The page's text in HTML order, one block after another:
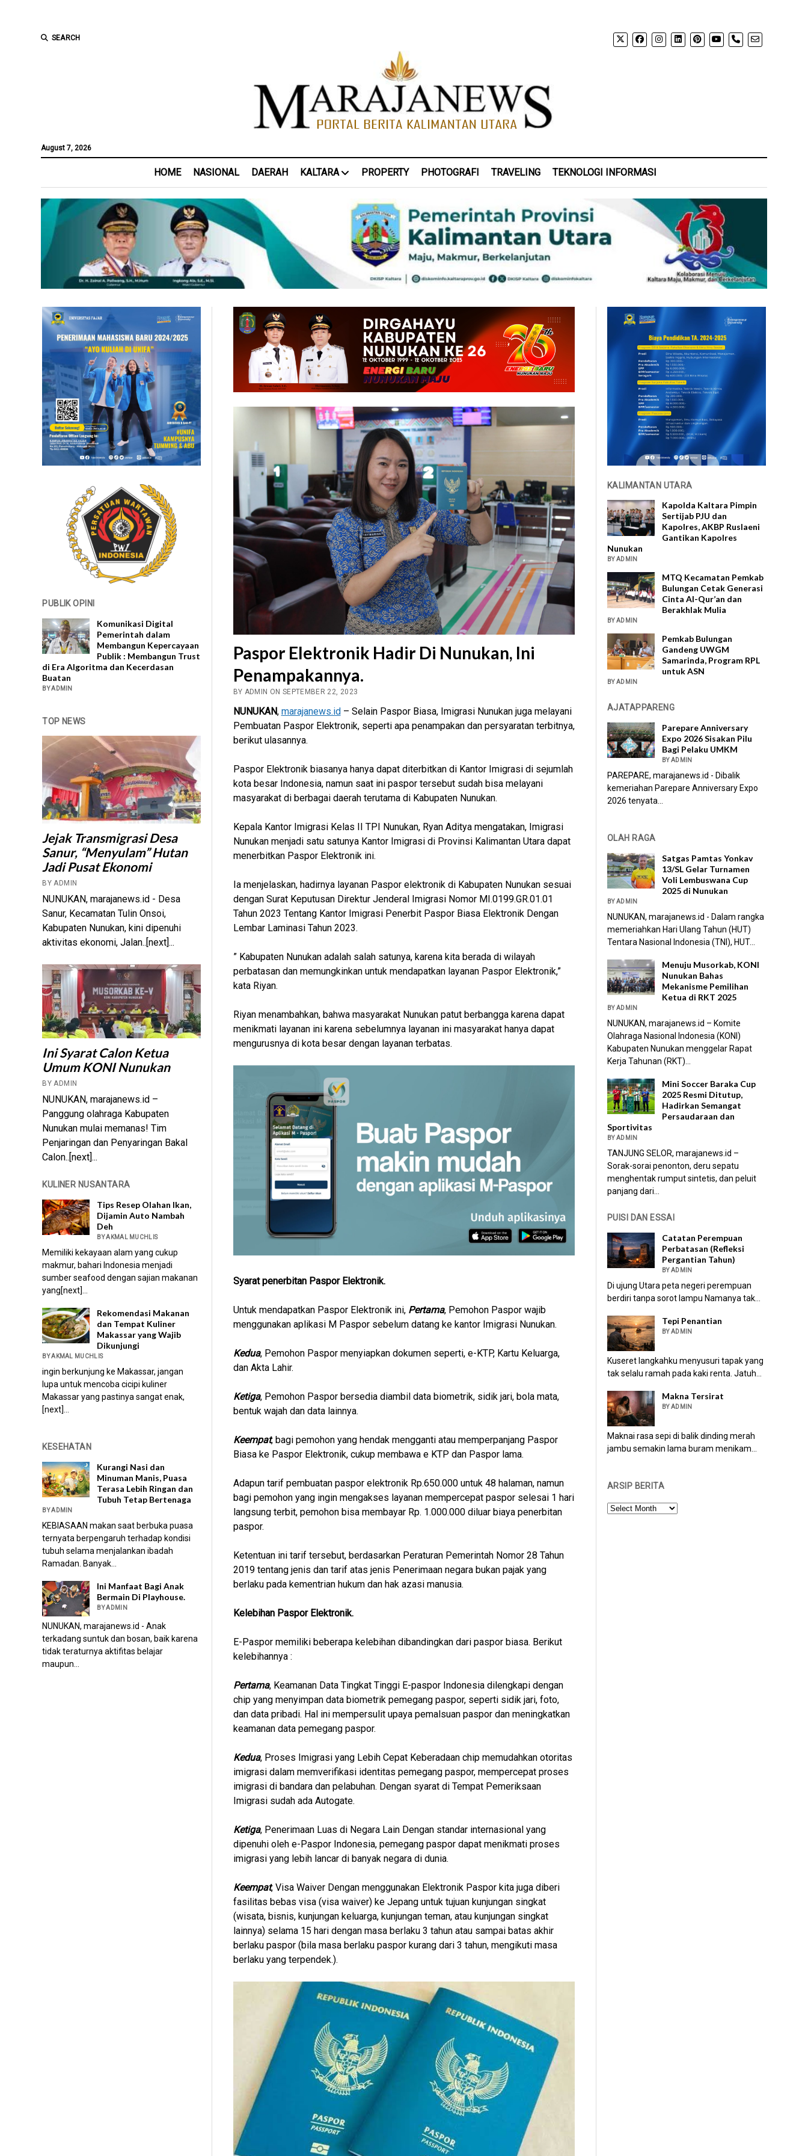
SEARCH phone
August 7, 2026
HOME NASIONAL DAERAH KALTARA PROPERTY PHOTOGRAFI TRAVELING TEKNOLOGI INFORMASI
PUBLIK OPINI
Komunikasi Digital
Pemerintah dalam
Membangun Kepercayaan
Publik : Membangun Trust
di Era Algoritma dan Kecerdasan
Buatan
BY ADMIN
TOP NEWS
Jejak Transmigrasi Desa
Sanur, “Menyulam” Hutan
Jadi Pusat Ekonomi
BY ADMIN
NUNUKAN, marajanews.id - Desa
Sanur, Kecamatan Tulin Onsoi,
Kabupaten Nunukan, kini dipenuhi
aktivitas ekonomi, Jalan..[next]...
Ini Syarat Calon Ketua
Umum KONI Nunukan
BY ADMIN
NUNUKAN, marajanews.id –
Panggung olahraga Kabupaten
Nunukan mulai memanas! Tim
Penjaringan dan Penyaringan Bakal
Calon..[next]...
KULINER NUSANTARA
Tips Resep Olahan Ikan,
Dijamin Auto Nambah
Deh
BY AKMAL MUCHLIS
Memiliki kekayaan alam yang cukup
makmur, bahari Indonesia menjadi
sumber seafood dengan sajian makanan
yang[next]...
Rekomendasi Makanan
dan Tempat Kuliner
Makassar yang Wajib
Dikunjungi
BY AKMAL MUCHLIS
ingin berkunjung ke Makassar, jangan
lupa untuk mencoba cicipi kuliner
Makassar yang pastinya sangat enak,
[next]...
KESEHATAN
Kurangi Nasi dan
Minuman Manis, Puasa
Terasa Lebih Ringan dan
Tubuh Tetap Bertenaga
BY ADMIN
KEBIASAAN makan saat berbuka puasa
ternyata berpengaruh terhadap kondisi
tubuh selama menjalankan ibadah
Ramadan. Banyak...
Ini Manfaat Bagi Anak
Bermain Di Playhouse.
BY ADMIN
NUNUKAN, marajanews.id - Anak
terkadang suntuk dan bosan, baik karena
tidak teraturnya aktifitas belajar
maupun...
Paspor Elektronik Hadir Di Nunukan, Ini
Penampakannya.
BY ADMIN ON SEPTEMBER 22, 2023
NUNUKAN, marajanews.id – Selain Paspor Biasa, Imigrasi Nunukan juga melayani
Pembuatan Paspor Elektronik, seperti apa penampakan dan persyaratan terbitnya,
berikut ulasannya.
Paspor Elektronik biasanya hanya dapat diterbitkan di Kantor Imigrasi di sejumlah
kota besar Indonesia, namun saat ini paspor tersebut sudah bisa melayani
masyarakat di berbagai daerah terutama di Kabupaten Nunukan.
Kepala Kantor Imigrasi Kelas II TPI Nunukan, Ryan Aditya mengatakan, Imigrasi
Nunukan menjadi satu satunya Kantor Imigrasi di Provinsi Kalimantan Utara dapat
menerbitkan Paspor Elektronik ini.
Ia menjelaskan, hadirnya layanan Paspor elektronik di Kabupaten Nunukan sesuai
dengan Surat Keputusan Direktur Jenderal Imigrasi Nomor MI.0199.GR.01.01
Tahun 2023 Tentang Kantor Imigrasi Penerbit Paspor Biasa Elektronik Dengan
Lembar Laminasi Tahun 2023.
” Kabupaten Nunukan adalah salah satunya, karena kita berada di wilayah
perbatasan dan memungkinkan untuk mendapatkan layanan Paspor Elektronik,”
kata Riyan.
Riyan menambahkan, bahwa masyarakat Nunukan patut berbangga karena dapat
menikmati layanan ini karena sebelumnya layanan ini masyarakat hanya dapat
mengurusnya di kota besar dengan layanan terbatas.
Syarat penerbitan Paspor Elektronik.
Untuk mendapatkan Paspor Elektronik ini, Pertama, Pemohon Paspor wajib
menggunakan aplikasi M Paspor sebelum datang ke kantor Imigrasi Nunukan.
Kedua, Pemohon Paspor menyiapkan dokumen seperti, e-KTP, Kartu Keluarga,
dan Akta Lahir.
Ketiga, Pemohon Paspor bersedia diambil data biometrik, sidik jari, bola mata,
bentuk wajah dan data lainnya.
Keempat, bagi pemohon yang hendak mengganti atau memperpanjang Paspor
Biasa ke Paspor Elektronik, cukup membawa e KTP dan Paspor lama.
Adapun tarif pembuatan paspor elektronik Rp.650.000 untuk 48 halaman, namun
bagi pemohon yang ingin mengakses layanan mempercepat paspor selesai 1 hari
langsung terbit, pemohon bisa membayar Rp. 1.000.000 diluar biaya penerbitan
paspor.
Ketentuan ini tarif tersebut, berdasarkan Peraturan Pemerintah Nomor 28 Tahun
2019 tentang jenis dan tarif atas jenis Penerimaan negara bukan pajak yang
berlaku pada kementrian hukum dan hak azasi manusia.
Kelebihan Paspor Elektronik.
E-Paspor memiliki beberapa kelebihan dibandingkan dari paspor biasa. Berikut
kelebihannya :
Pertama, Keamanan Data Tingkat Tinggi E-paspor Indonesia dilengkapi dengan
chip yang menyimpan data biometrik pemegang paspor, seperti sidik jari, foto,
dan data pribadi. Hal ini mempersulit upaya pemalsuan paspor dan meningkatkan
keamanan data pemegang paspor.
Kedua, Proses Imigrasi yang Lebih Cepat Keberadaan chip memudahkan otoritas
imigrasi dalam memverifikasi identitas pemegang paspor, mempercepat proses
imigrasi di bandara dan pelabuhan. Dengan syarat di Tempat Pemeriksaan
Imigrasi sudah ada Autogate.
Ketiga, Penerimaan Luas di Negara Lain Dengan standar internasional yang
dipenuhi oleh e-Paspor Indonesia, pemegang paspor dapat menikmati proses
imigrasi yang lebih lancar di banyak negara di dunia.
Keempat, Visa Waiver Dengan menggunakan Elektronik Paspor kita juga diberi
fasilitas bebas visa (visa waiver) ke Jepang untuk tujuan kunjungan singkat
(wisata, bisnis, kunjungan keluarga, kunjungan teman, atau kunjungan singkat
lainnya) selama 15 hari dengan masa berlaku 3 tahun atau sampai batas akhir
berlaku paspor (bila masa berlaku paspor kurang dari 3 tahun, mengikuti masa
berlaku yang terpendek.).
KALIMANTAN UTARA
Kapolda Kaltara Pimpin
Sertijab PJU dan
Kapolres, AKBP Ruslaeni
Gantikan Kapolres
Nunukan
BY ADMIN
MTQ Kecamatan Pemkab
Bulungan Cetak Generasi
Cinta Al-Qur’an dan
Berakhlak Mulia
BY ADMIN
Pemkab Bulungan
Gandeng UWGM
Samarinda, Program RPL
untuk ASN
BY ADMIN
AJATAPPARENG
Parepare Anniversary
Expo 2026 Sisakan Pilu
Bagi Pelaku UMKM
BY ADMIN
PAREPARE, marajanews.id - Dibalik
kemeriahan Parepare Anniversary Expo
2026 tenyata...
OLAH RAGA
Satgas Pamtas Yonkav
13/SL Gelar Turnamen
Voli Lembuswana Cup
2025 di Nunukan
BY ADMIN
NUNUKAN, marajanews.id - Dalam rangka
memeriahkan Hari Ulang Tahun (HUT)
Tentara Nasional Indonesia (TNI), HUT...
Menuju Musorkab, KONI
Nunukan Bahas
Mekanisme Pemilihan
Ketua di RKT 2025
BY ADMIN
NUNUKAN, marajanews.id – Komite
Olahraga Nasional Indonesia (KONI)
Kabupaten Nunukan menggelar Rapat
Kerja Tahunan (RKT)...
Mini Soccer Baraka Cup
2025 Resmi Ditutup,
Hadirkan Semangat
Persaudaraan dan
Sportivitas
BY ADMIN
TANJUNG SELOR, marajanews.id –
Sorak-sorai penonton, deru sepatu
menghentak rumput sintetis, dan peluit
panjang dari...
PUISI DAN ESSAI
Catatan Perempuan
Perbatasan (Refleksi
Pergantian Tahun)
BY ADMIN
Di ujung Utara peta negeri perempuan
berdiri tanpa sorot lampu Namanya tak...
Tepi Penantian
BY ADMIN
Kuseret langkahku menyusuri tapak yang
tak selalu ramah pada kaki renta. Jatuh...
Makna Tersirat
BY ADMIN
Maknai rasa sepi di balik dinding merah
jambu semakin lama buram menikam...
ARSIP BERITA
ARSIP